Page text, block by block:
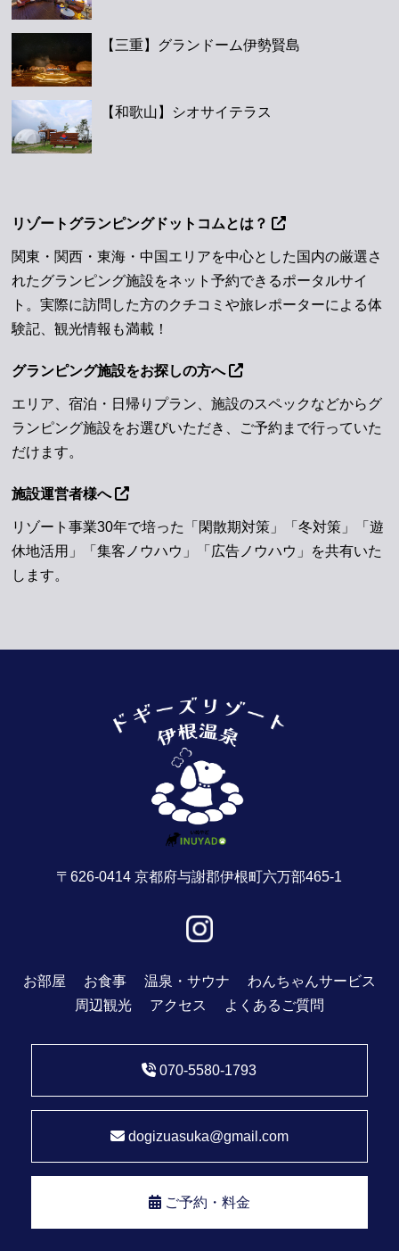
【三重】グランドーム伊勢賢島
【和歌山】シオサイテラス
リゾートグランピングドットコムとは？
関東・関西・東海・中国エリアを中心とした国内の厳選さ
れたグランピング施設をネット予約できるポータルサイ
ト。実際に訪問した方のクチコミや旅レポーターによる体
験記、観光情報も満載！
グランピング施設をお探しの方へ
エリア、宿泊・日帰りプラン、施設のスペックなどからグ
ランピング施設をお選びいただき、ご予約まで行っていた
だけます。
施設運営者様へ
リゾート事業30年で培った「閑散期対策」「冬対策」「遊
休地活用」「集客ノウハウ」「広告ノウハウ」を共有いた
します。
〒626-0414 京都府与謝郡伊根町六万部465-1
お部屋 お食事 温泉・サウナ
わんちゃんサービス
周辺観光
アクセス よくあるご質問
070-5580-1793
dogizuasuka@gmail.com
ご予約・料金